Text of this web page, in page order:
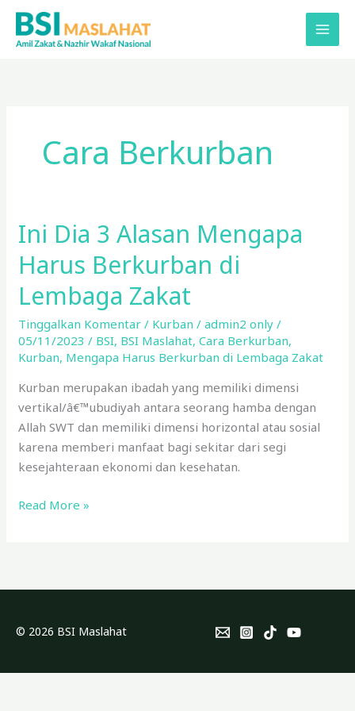
Lewati
konten
Cara Berkurban
Ini Dia 3 Alasan Mengapa
Harus Berkurban di
Lembaga Zakat
Tinggalkan Komentar / Kurban /admin2 only/
05/11/2023/ BSI, BSI Maslahat,Cara Berkurban,
Kurban, Mengapa Harus Berkurban di Lembaga Zakat
Kurban merupakan ibadah yang memiliki dimensi
vertikal/â€™ubudiyah antara seorang hamba dengan
Allah SWT dan memiliki dimensi horizontal atau sosial
karena memberi manfaat bagi sekitar dari segi
kesejahteraan ekonomi dan kesehatan.
Ini
Dia
3
Alasan
Mengapa
Harus
Berkurban
di
Lembaga
Zakat
Read More »
© 2026 BSI Maslahat